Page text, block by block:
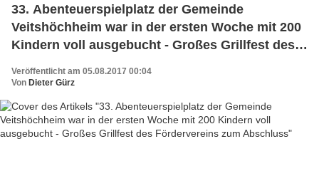
33. Abenteuerspielplatz der Gemeinde
Veitshöchheim war in der ersten Woche mit 200
Kindern voll ausgebucht - Großes Grillfest des
Veröffentlicht am 05.08.2017 00:04
Von Dieter Gürz